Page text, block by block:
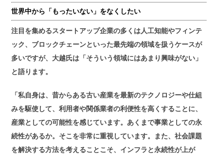
世界中から「もったいない」をなくしたい
注目を集めるスタートアップ企業の多くは人工知能やフィンテ
ック、ブロックチェーンといった最先端の領域を扱うケースが
多いですが、大越氏は「そういう領域にはあまり興味がない」
と語ります。
「私自身は、昔からある古い産業を最新のテクノロジーや仕組
みを駆使して、利用者や関係業者の利便性を高くすることに、
産業としての可能性を感じています。あくまで事業としての永
続性があるか。そこを非常に重視しています。また、社会課題
を解決する方法を考えることこそ、インフラと永続性が上が